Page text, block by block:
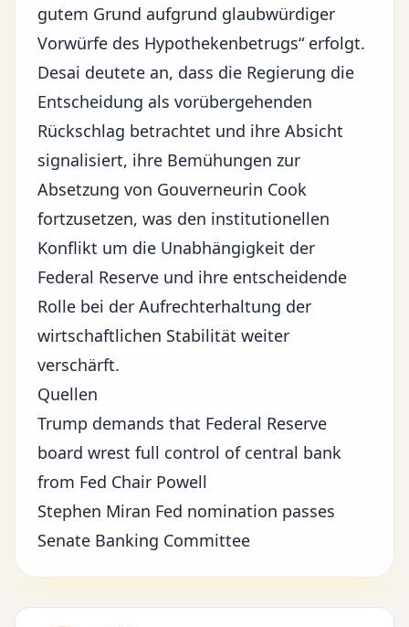
gutem Grund aufgrund glaubwürdiger
Vorwürfe des Hypothekenbetrugs“ erfolgt.
Desai deutete an, dass die Regierung die
Entscheidung als vorübergehenden
Rückschlag betrachtet und ihre Absicht
signalisiert, ihre Bemühungen zur
Absetzung von Gouverneurin Cook
fortzusetzen, was den institutionellen
Konflikt um die Unabhängigkeit der
Federal Reserve und ihre entscheidende
Rolle bei der Aufrechterhaltung der
wirtschaftlichen Stabilität weiter
verschärft.
Quellen
Trump demands that Federal Reserve
board wrest full control of central bank
from Fed Chair Powell
Stephen Miran Fed nomination passes
Senate Banking Committee